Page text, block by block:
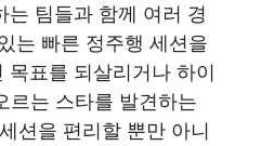
는 팀들과 함께 여러 경
는 빠른 정주행 세션을
목표를 되살리거나 하이
르는 스타를 발견하는
션을 편리할 뿐만 아니